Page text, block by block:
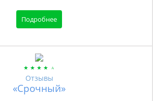
Подробнее
Отзывы
«Срочный»